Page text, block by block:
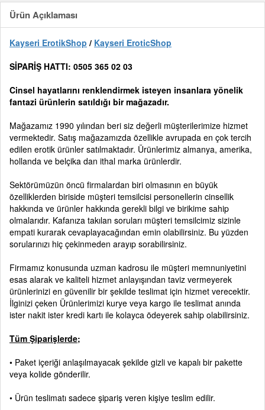
Ürün Açıklaması
Kayseri ErotikShop / Kayseri EroticShop
SİPARİŞ HATTI: 0505 365 02 03
Cinsel hayatlarını renklendirmek isteyen insanlara yönelik
fantazi ürünlerin satıldığı bir mağazadır.
Mağazamız 1990 yılından beri siz değerli müşterilerimize hizmet
vermektedir. Satış mağazamızda özellikle avrupada en çok tercih
edilen erotik ürünler satılmaktadır. Ürünlerimiz almanya, amerika,
hollanda ve belçika dan ithal marka ürünlerdir.
Sektörümüzün öncü firmalardan biri olmasının en büyük
özelliklerden biriside müşteri temsilcisi personellerin cinsellik
hakkında ve ürünler hakkında gerekli bilgi ve birikime sahip
olmalarıdır. Kafanıza takılan soruları müşteri temsilcimiz sizinle
empati kurarak cevaplayacağından emin olabilirsiniz. Bu yüzden
sorularınızı hiç çekinmeden arayıp sorabilirsiniz.
Firmamız konusunda uzman kadrosu ile müşteri memnuniyetini
esas alarak ve kaliteli hizmet anlayışından taviz vermeyerek
ürünlerinizi en güvenilir bir şekilde teslimat için hizmet verecektir.
İlginizi çeken Ürünlerimizi kurye veya kargo ile teslimat anında
ister nakit ister kredi kartı ile kolayca ödeyerek sahip olabilirsiniz.
Tüm Şiparişlerde;
• Paket içeriği anlaşılmayacak şekilde gizli ve kapalı bir pakette
veya kolide gönderilir.
• Ürün teslimatı sadece şipariş veren kişiye teslim edilir.